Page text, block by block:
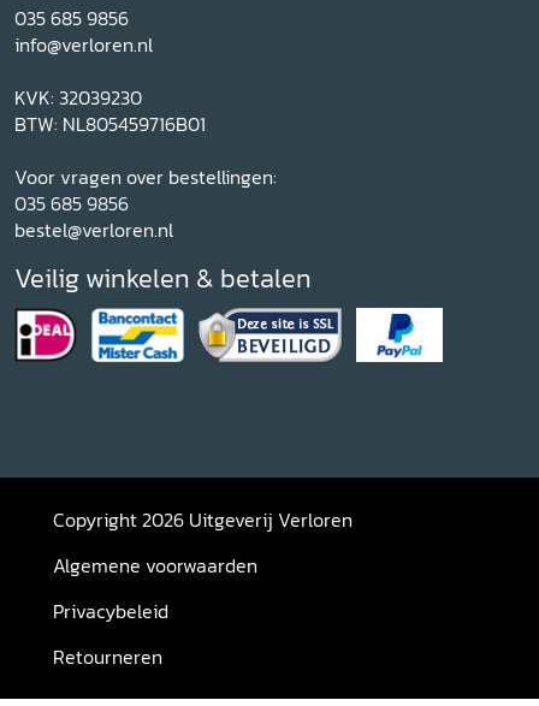
035 685 9856
info@verloren.nl
KVK: 32039230
BTW: NL805459716B01
Voor vragen over bestellingen:
035 685 9856
bestel@verloren.nl
Veilig winkelen & betalen
Copyright 2026 Uitgeverij Verloren
Algemene voorwaarden
Privacybeleid
Retourneren